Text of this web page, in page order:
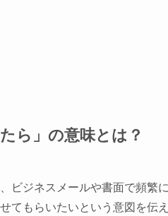
ら」の意味とは？
ビジネスメールや書面で頻
てもらいたいという意図を伝え